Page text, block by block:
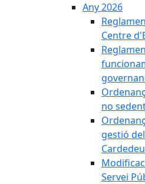
Any 2026
Centre
no
gestió
Cardedeu
Servei